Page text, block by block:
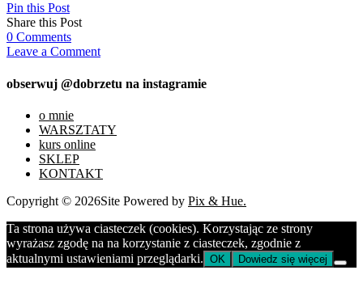
Pin this Post
Share this Post
0 Comments
Leave a Comment
obserwuj @dobrzetu na instagramie
o mnie
WARSZTATY
kurs online
SKLEP
KONTAKT
Copyright © 2026Site Powered by Pix & Hue.
Ta strona używa ciasteczek (cookies). Korzystając ze strony
wyrażasz zgodę na na korzystanie z ciasteczek, zgodnie z
aktualnymi ustawieniami przeglądarki. OK Dowiedz się więcej